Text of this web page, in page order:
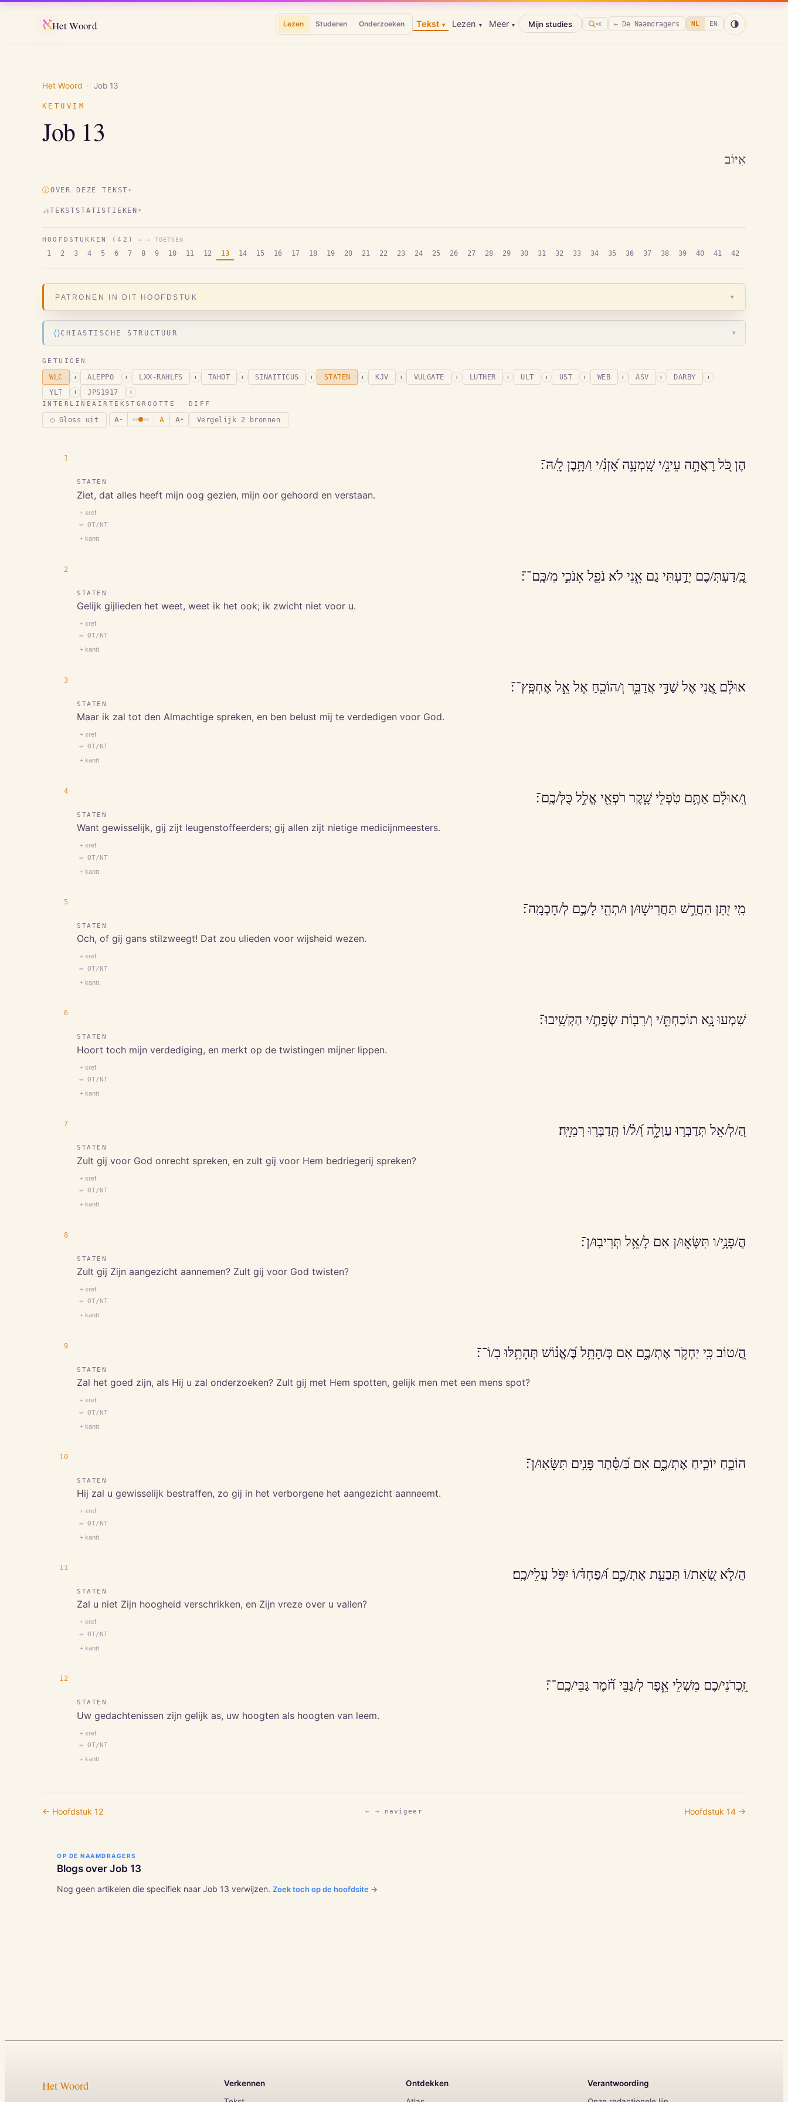
אHet Woord Lezen Studeren Onderzoeken Tekst ▾ Lezen ▾ Meer ▾ Mijn studies ⌘K ← De Naamdragers NL EN
Het Woord · Job 13
KETUVIM
Job 13
אִיּוֹב
ⒾOVER DEZE TEKST ▾
TEKSTSTATISTIEKEN ▾
HOOFDSTUKKEN (42 ) ← → TOETSEN
1 2 3 4 5 6 7 8 9 10 11 12 13 14 15 16 17 18 19 20 21 22 23 24 25 26 27 28 29 30 31 32 33 34 35 36 37 38 39 40 41 42
PATRONEN IN DIT HOOFDSTUK ▾
⟨⟩CHIASTISCHE STRUCTUUR ▾
GETUIGEN
WLC i ALEPPO i LXX-RAHLFS i TAHOT i SINAITICUS i STATEN i KJV i VULGATE i LUTHER i ULT i UST i WEB i ASV i DARBY i
YLT i JPS1917 i
INTERLINEAIR
○ Gloss uit
TEKSTGROOTTE
A − A A +
DIFF
Vergelijk 2 bronnen
1 הֶן כֹּ֭ל רָאֲתָ֣ה עֵינִ֑/י שָֽׁמְעָ֥ה אָ֝זְנִ֗/י וַ/תָּ֥בֶן לָֽ/הּ־׃
STATEN
Ziet, dat alles heeft mijn oog gezien, mijn oor gehoord en verstaan.
+ xref
↔ OT/NT
+ kantt.
2 כְּֽ֭/דַעְתְּ/כֶם יָדַ֣עְתִּי גַם אָ֑נִי לֹא נֹפֵ֖ל אָנֹכִ֣י מִ/כֶּֽם־־׃
STATEN
Gelijk gijlieden het weet, weet ik het ook; ik zwicht niet voor u.
+ xref
↔ OT/NT
+ kantt.
3 אוּלָ֗ם אֲ֭נִי אֶל שַׁדַּ֣י אֲדַבֵּ֑ר וְ/הוֹכֵ֖חַ אֶל אֵ֣ל אֶחְפָּֽץ־־׃
STATEN
Maar ik zal tot den Almachtige spreken, en ben belust mij te verdedigen voor God.
+ xref
↔ OT/NT
+ kantt.
4 וְֽ/אוּלָ֗ם אַתֶּ֥ם טֹֽפְלֵי שָׁ֑קֶר רֹפְאֵ֖י אֱלִ֣ל כֻּלְּ/כֶֽם־׃
STATEN
Want gewisselijk, gij zijt leugenstoffeerders; gij allen zijt nietige medicijnmeesters.
+ xref
↔ OT/NT
+ kantt.
5 מִֽי יִ֭תֵּן הַחֲרֵ֣שׁ תַּחֲרִישׁ֑וּ/ן וּ/תְהִ֖י לָ/כֶ֣ם לְ/חָכְמָֽה־׃
STATEN
Och, of gij gans stilzweegt! Dat zou ulieden voor wijsheid wezen.
+ xref
↔ OT/NT
+ kantt.
6 שִׁמְעוּ נָ֥א תוֹכַחְתִּ֑/י וְ/רִב֖וֹת שְׂפָתַ֣/י הַקְשִֽׁיבוּ־׃
STATEN
Hoort toch mijn verdediging, en merkt op de twistingen mijner lippen.
+ xref
↔ OT/NT
+ kantt.
7 הַ֭/לְ/אֵל תְּדַבְּר֣וּ עַוְלָ֑ה וְ֝/ל֗/וֹ תְּֽדַבְּר֥וּ רְמִיָּֽה׃
STATEN
Zult gij voor God onrecht spreken, en zult gij voor Hem bedriegerij spreken?
+ xref
↔ OT/NT
+ kantt.
8 הֲ/פָנָ֥י/ו תִּשָּׂא֑וּ/ן אִם לָ/אֵ֥ל תְּרִיבֽוּ/ן־׃
STATEN
Zult gij Zijn aangezicht aannemen? Zult gij voor God twisten?
+ xref
↔ OT/NT
+ kantt.
9 הֲ֭/טוֹב כִּֽי יַחְקֹ֣ר אֶתְ/כֶ֑ם אִם כְּ/הָתֵ֥ל בֶּ֝/אֱנ֗וֹשׁ תְּהָתֵ֥לּוּ בֽ/וֹ־־׃
STATEN
Zal het goed zijn, als Hij u zal onderzoeken? Zult gij met Hem spotten, gelijk men met een mens spot?
+ xref
↔ OT/NT
+ kantt.
10 הוֹכֵ֣חַ יוֹכִ֣יחַ אֶתְ/כֶ֑ם אִם בַּ֝/סֵּ֗תֶר פָּנִ֥ים תִּשָּׂאֽוּ/ן־׃
STATEN
Hij zal u gewisselijk bestraffen, zo gij in het verborgene het aangezicht aanneemt.
+ xref
↔ OT/NT
+ kantt.
11 הֲ/לֹ֣א שְׂ֭אֵת/וֹ תְּבַעֵ֣ת אֶתְ/כֶ֑ם וּ֝/פַחְדּ֗/וֹ יִפֹּ֥ל עֲלֵי/כֶֽם׃
STATEN
Zal u niet Zijn hoogheid verschrikken, en Zijn vreze over u vallen?
+ xref
↔ OT/NT
+ kantt.
12 זִֽ֭כְרֹנֵי/כֶם מִשְׁלֵי אֵ֑פֶר לְ/גַבֵּי חֹ֝֗מֶר גַּבֵּי/כֶֽם־־׃
STATEN
Uw gedachtenissen zijn gelijk as, uw hoogten als hoogten van leem.
+ xref
↔ OT/NT
+ kantt.
← Hoofdstuk 12 ← → navigeer Hoofdstuk 14→
OP DE NAAMDRAGERS
Blogs over Job 13
Nog geen artikelen die specifiek naar Job 13 verwijzen. Zoek toch op de hoofdsite →
Het Woord
Verkennen
Ontdekken
Verantwoording